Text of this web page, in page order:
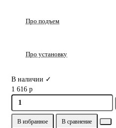
Про подъем
Про установку
В наличии ✓
1 616 р
В избранное В сравнение